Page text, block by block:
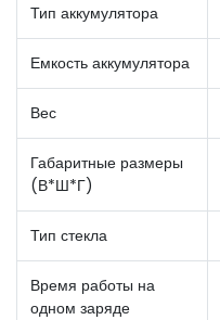
Тип аккумулятора
Емкость аккумулятора
Вес
Габаритные размеры
(В*Ш*Г)
Тип стекла
Время работы на
одном заряде